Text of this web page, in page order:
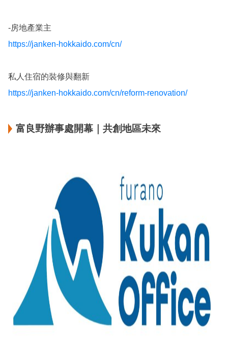
-房地產業主
https://janken-hokkaido.com/cn/
私人住宿的裝修與翻新
https://janken-hokkaido.com/cn/reform-renovation/
富良野辦事處開幕｜共創地區未來